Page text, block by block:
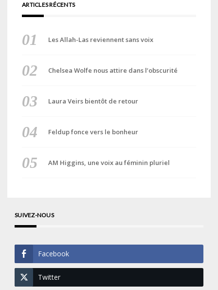
ARTICLES RÉCENTS
Les Allah-Las reviennent sans voix
Chelsea Wolfe nous attire dans l’obscurité
Laura Veirs bientôt de retour
Feldup fonce vers le bonheur
AM Higgins, une voix au féminin pluriel
SUIVEZ-NOUS
Facebook
Twitter